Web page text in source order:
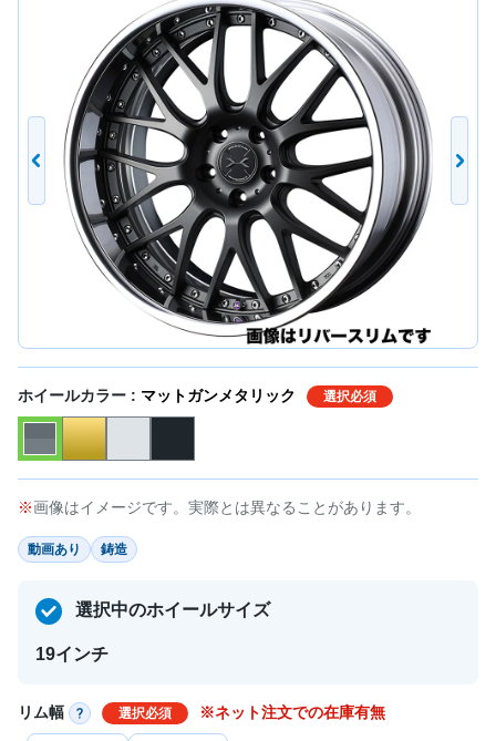
ホイールカラー : マットガンメタリック 選択必須
画像はイメージです。実際とは異なることがあります。
動画あり 鋳造
選択中のホイールサイズ
19インチ
リム幅 選択必須 ※ネット注文での在庫有無